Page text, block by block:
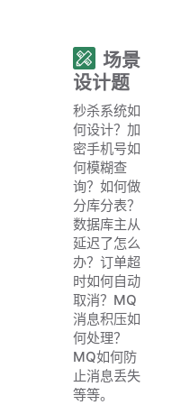
场景
设计题
秒杀系统如
何设计？加
密手机号如
何模糊查
询？如何做
分库分表？
数据库主从
延迟了怎么
办？订单超
时如何自动
取消？MQ
消息积压如
何处理？
MQ如何防
止消息丢失
等等。